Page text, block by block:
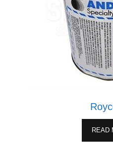
READ